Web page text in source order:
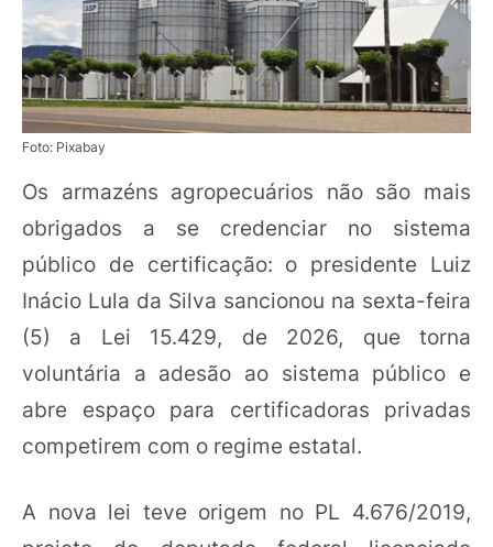
Foto: Pixabay
Os armazéns agropecuários não são mais
obrigados a se credenciar no sistema
público de certificação: o presidente Luiz
Inácio Lula da Silva sancionou na sexta-feira
(5) a Lei 15.429, de 2026, que torna
voluntária a adesão ao sistema público e
abre espaço para certificadoras privadas
competirem com o regime estatal.
A nova lei teve origem no PL 4.676/2019,